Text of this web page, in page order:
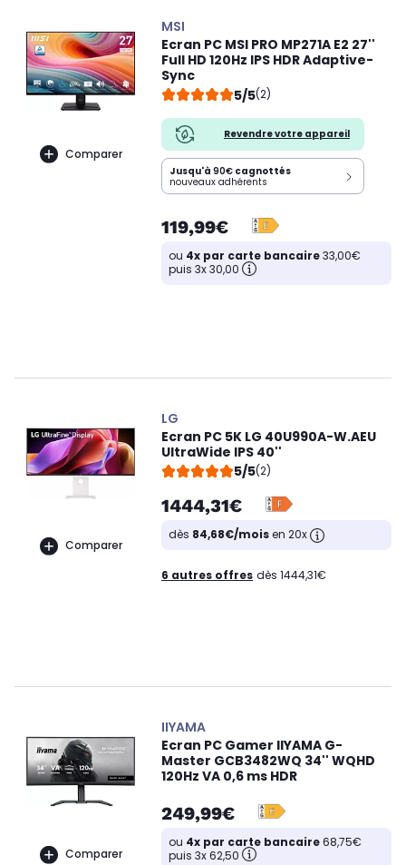
Comparer
MSI
Ecran PC MSI PRO MP271A E2 27''
Full HD 120Hz IPS HDR Adaptive-
Sync
5/5(2)
Revendre votre appareil
Jusqu'à 90€ cagnottés
nouveaux adhérents
119,99€
ou 4x par carte bancaire33,00€
puis 3x 30,00
Comparer
LG
Ecran PC 5K LG 40U990A-W.AEU
UltraWide IPS 40''
5/5(2)
1444,31€
dès 84,68€/moisen 20x
6 autres offres dès 1444,31€
Comparer
IIYAMA
Ecran PC Gamer IIYAMA G-
Master GCB3482WQ 34'' WQHD
120Hz VA 0,6 ms HDR
249,99€
ou 4x par carte bancaire68,75€
puis 3x 62,50